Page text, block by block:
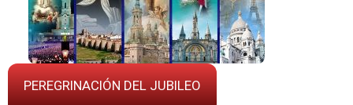
PEREGRINACIÓN DEL JUBILEO